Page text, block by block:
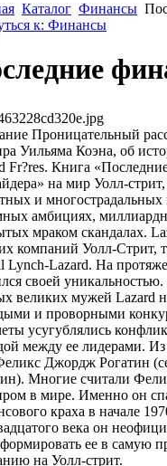
Каталог Финансы
к: Финансы
Проницательный
Уильяма Коэна, об
Fr?res. Книга
на мир Уолл-
и
амбициях,
мраком скандалах.
компаний Уолл-Стрит,
Lynch-Lazard. На
своей
великих мужей Lazard
и проворными
усугублялись
между ее лидерами.
Джордж Рогатин
Многие считали
в мире. Именно он
краха в начале
века он
ее в самую
на Уолл-стрит.